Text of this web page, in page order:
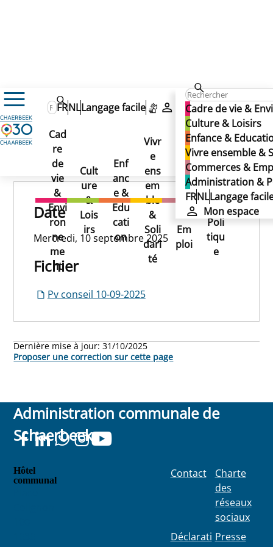
Cadre de vie &
Culture & Loisirs
Enfance &
Vivre ensemble &
Commerces &
Administration &
FRNLLangage
Mon espace
FRNLLangage facile
Mon espace
Cad
re
de
vie
&
Envi
ron
ne
me
nt
Cult
ure
&
Lois
irs
Enf
anc
e &
Edu
cati
on
Vivr
e
ens
em
ble
&
Soli
dari
té
Co
mm
erc
es
&
Em
ploi
Ad
min
istr
atio
n &
Poli
tiqu
e
10/09/2025
10/09/2025
10/09/2025
Publié le 31/10/2025
Date
Mercredi, 10 septembre 2025
Fichier
Pv conseil 10-09-2025
Dernière mise à jour:31/10/2025
Proposer une correction sur cette page
Administration communale de
Schaerbeek
Hôtel
communal
Contact
Déclarati
Charte
des
réseaux
sociaux
Presse